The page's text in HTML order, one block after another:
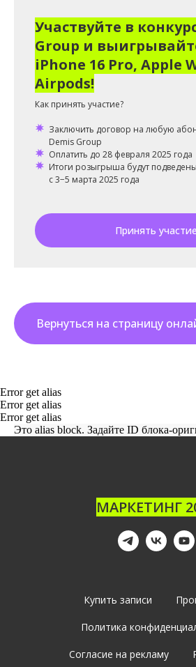
Участвуйте в
Group и
iPhone 16 Pro, Apple
Airpods!
Как принять участие?
Заключить договор на любую
Demis Group
Оплатить до 28 февраля 2025 года
Итоги розыгрыша будут
с 3−5 марта 2025 года
Принять участие
Вернуться на страницу
Error get alias
Error get alias
Error get alias
Это alias block. Задайте ID блока-
Светлана Ковалёва, эксперт по экспертному контенту:
МАРКЕТИНГ
Купить записи
Политика
Согласие на рекламу